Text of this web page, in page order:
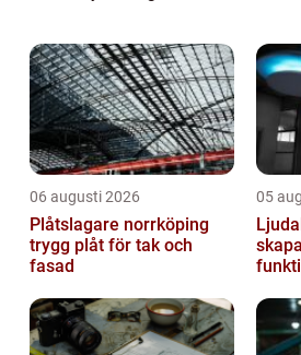
06 augusti 2026
Plåtslagare norrköping
trygg plåt för tak och
fasad
05